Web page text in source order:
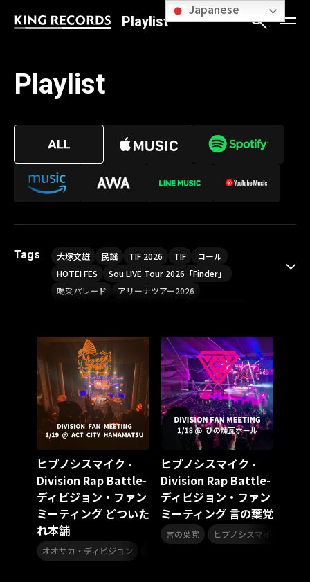
Playlist
Playlist
Tags 大塚文雄 民謡 TIF 2026 TIF
コール
HOTEI FES
Sou LIVE Tour 2026「Finder」
喝采パレード
アリーナツアー2026
魔法少女リリカルなのは
Rain Tree
SAKI
PLUVIA
やついフェス
ポジティブソング
いぬかみっ!
アイドルソング
ごぶごぶフェスティバル2026
Masato
島 憂樹
風水ノ里恒彦
ミスタートロットジャパン
牛島隆太
カモシタサラ
インナージャーニー
本多秀
STU48 9周年コンサート
SAKAE SP-RING 2026
SOME MINGLE
南野陽子
JAPAN JAM
JAPAN JAM 2026
ももクロランド
廣野
新井正人 機動戦士ガンダムZZ
ダイアリー
的場浩司
Faulieu． Anime JELEE
夜クラ
天狼群
ノットイコールミー
Your Flower
TRIGENESICA
ヒプノシスマイク -
Division Rap Battle-
ディビジョン・ファン
ミーティング どついた
れ本舗
オオサカ・ディビジョン
ヒプノシスマイク -
Division Rap Battle-
ディビジョン・ファン
ミーティング 言の葉党
言の葉党 ヒプノシスマイク -
Japanese